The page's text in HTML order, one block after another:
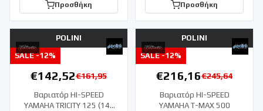
Προσθήκη Προσθήκη
POLINI
SALE -12%
€142,52€161,95
Βαριατόρ HI-SPEED
YAMAHA TRICITY 125 (14-
POLINI
SALE -12%
€216,16€245,64
Βαριατόρ HI-SPEED
YAMAHA T-MAX 500